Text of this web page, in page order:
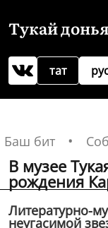
Тукай
тат
Баш бит
В музее
рождения
Литературно-
неугасимой